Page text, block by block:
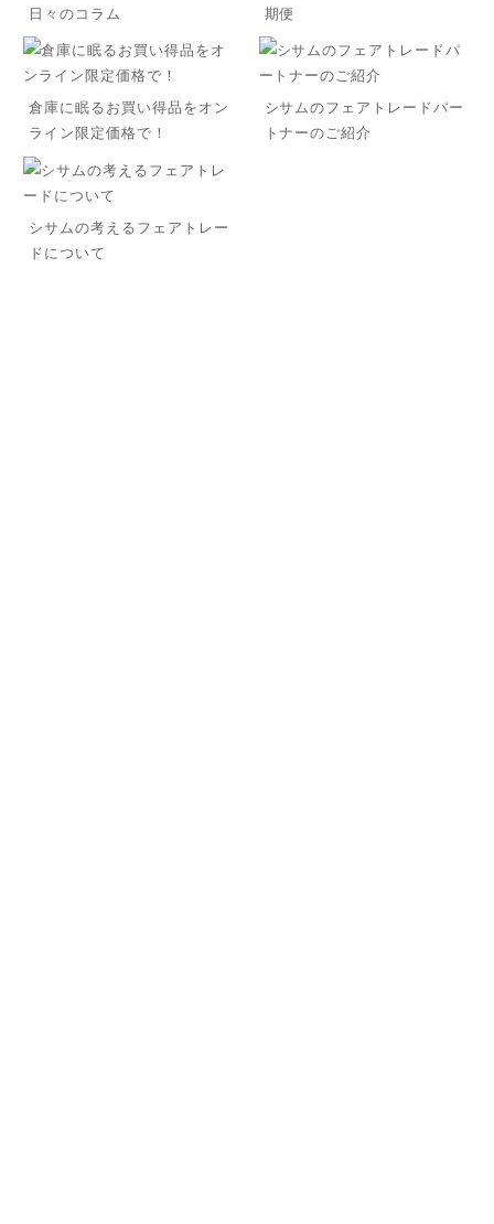
日々のコラム
期便
倉庫に眠るお買い得品をオン
ライン限定価格で！
シサムのフェアトレードパー
トナーのご紹介
シサムの考えるフェアトレー
ドについて